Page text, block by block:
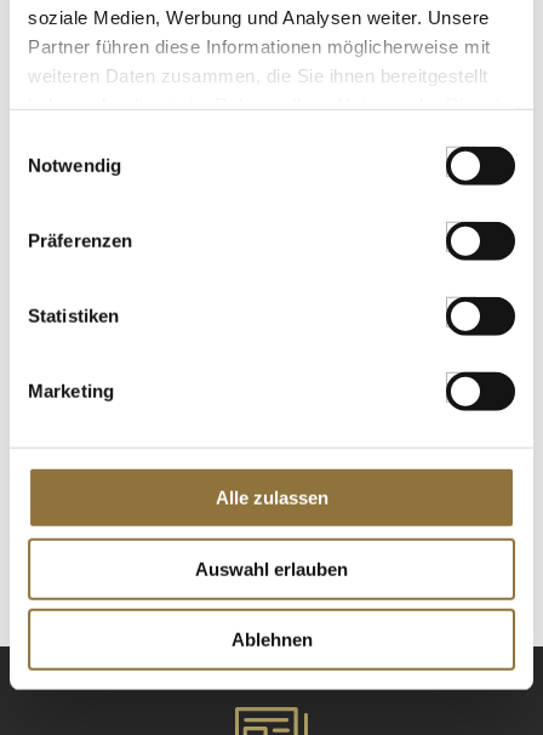
soziale Medien, Werbung und Analysen weiter. Unsere
Partner führen diese Informationen möglicherweise mit
weiteren Daten zusammen, die Sie ihnen bereitgestellt
Notwendig
Präferenzen
Statistiken
Marketing
Alle zulassen
Auswahl erlauben
Ablehnen
LEBENSMITTELKENNZEICHNUNGEN
€ 5,89
St.
Colombo-Gewürze, Sri-Lanka Curry nach
Produkt nur für Gastronomiekunden verfügbar.